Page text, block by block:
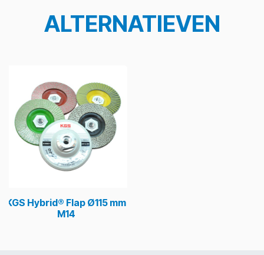
ALTERNATIEVEN
KGS Hybrid® Flap Ø115 mm
M14